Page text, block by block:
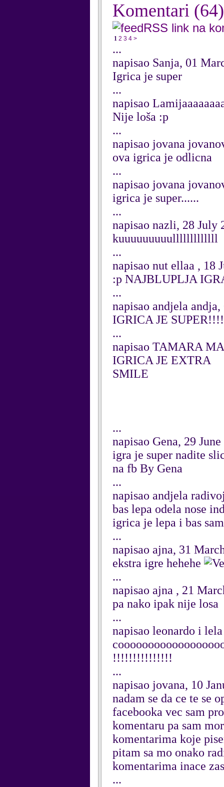
Komentari (64)
RSS link na
1 2 3 4 >
...
napisao Sanja, 01
Igrica je super
...
napisao
Nije loša :p
...
napisao jovana
ova igrica je odlicna
...
napisao jovana
igrica je super......
...
napisao nazli, 28 July
kuuuuuuuuulllllllllllll
...
napisao nut ellaa , 18
:p NAJBLUPLJA
...
napisao andjela
IGRICA JE
...
napisao TAMARA
IGRICA JE EXTRA
SMILE
...
napisao Gena, 29
igra je super nadite
na fb By Gena
...
napisao andjela
bas lepa odela nose
igrica je lepa i bas
...
napisao ajna, 31
ekstra igre hehehe
...
napisao ajna , 21
pa nako ipak nije losa
...
napisao leonardo i
!!!!!!!!!!!!!!!
...
napisao jovana, 10
nadam se da ce te se
facebooka vec sam
komentaru pa sam
komentarima koje
pitam sa mo onako
komentarima inace
...